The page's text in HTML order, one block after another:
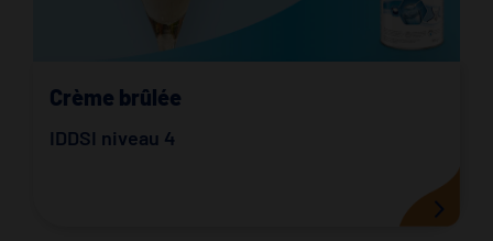
Crème brûlée
IDDSI niveau 4